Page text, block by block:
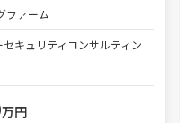
ファーム
キュリティコンサルティン
万円